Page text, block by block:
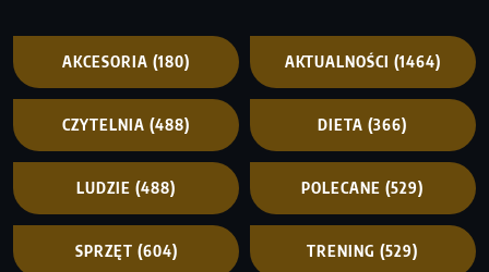
AKCESORIA (180) AKTUALNOŚCI (1464)
CZYTELNIA (488) DIETA (366)
LUDZIE (488) POLECANE (529)
SPRZĘT (604) TRENING (529)